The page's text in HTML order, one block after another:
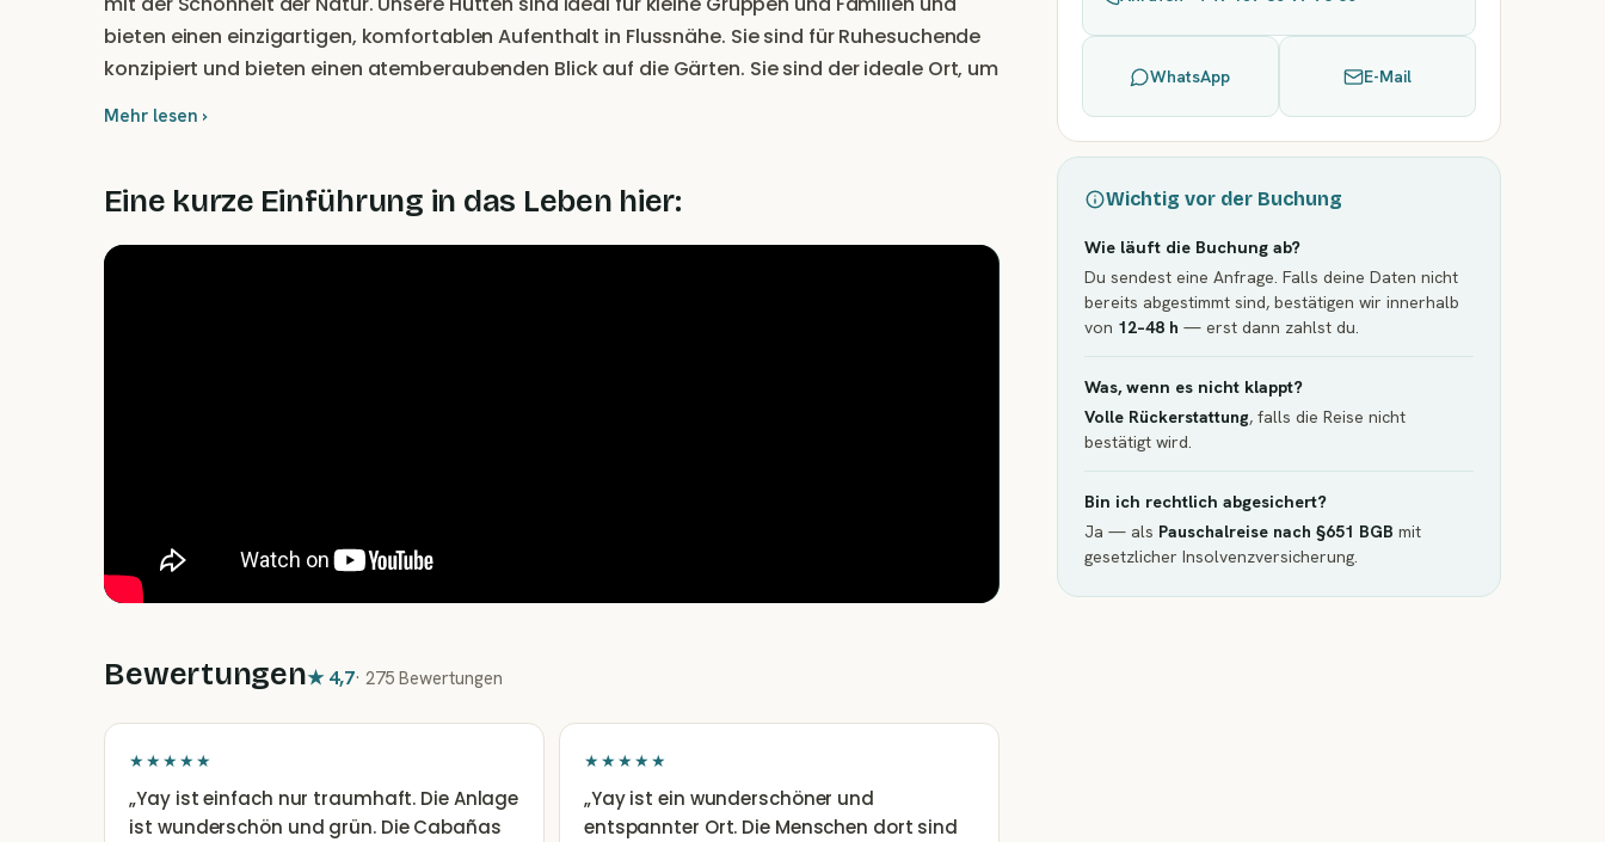
bieten einen einzigartigen, komfortablen Aufenthalt in Flussnähe. Sie sind für Ruhesuchende
konzipiert und bieten einen atemberaubenden Blick auf die Gärten. Sie sind der ideale Ort, um
Mehr lesen ›
Eine kurze Einführung in das Leben hier:
Bewertungen★4,7· 275 Bewertungen
★★★★★
„Yay ist einfach nur traumhaft. Die Anlage
ist wunderschön und grün. Die Cabañas
★★★★★
„Yay ist ein wunderschöner und
entspannter Ort. Die Menschen dort sind
WhatsApp E-Mail
Wichtig vor der Buchung
Wie läuft die Buchung ab?
Du sendest eine Anfrage. Falls deine Daten nicht
bereits abgestimmt sind, bestätigen wir innerhalb
von 12–48 h — erst dann zahlst du.
Was, wenn es nicht klappt?
Volle Rückerstattung, falls die Reise nicht
bestätigt wird.
Bin ich rechtlich abgesichert?
Ja — als Pauschalreise nach §651 BGB mit
gesetzlicher Insolvenzversicherung.